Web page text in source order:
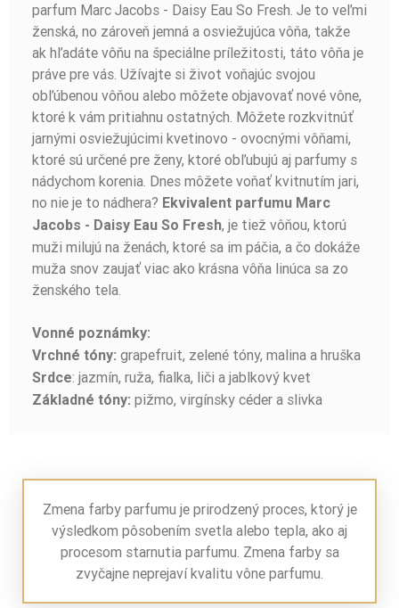
parfum Marc Jacobs - Daisy Eau So Fresh. Je to veľmi
ženská, no zároveň jemná a osviežujúca vôňa, takže
ak hľadáte vôňu na špeciálne príležitosti, táto vôňa je
práve pre vás. Užívajte si život voňajúc svojou
obľúbenou vôňou alebo môžete objavovať nové vône,
ktoré k vám pritiahnu ostatných. Môžete rozkvitnúť
jarnými osviežujúcimi kvetinovo - ovocnými vôňami,
ktoré sú určené pre ženy, ktoré obľubujú aj parfumy s
nádychom korenia. Dnes môžete voňať kvitnutím jari,
no nie je to nádhera? Ekvivalent parfumu Marc
Jacobs - Daisy Eau So Fresh, je tiež vôňou, ktorú
muži milujú na ženách, ktoré sa im páčia, a čo dokáže
muža snov zaujať viac ako krásna vôňa linúca sa zo
ženského tela.
Vonné poznámky:
Vrchné tóny: grapefruit, zelené tóny, malina a hruška
Srdce: jazmín, ruža, fialka, liči a jablkový kvet
Základné tóny: pižmo, virgínsky céder a slivka
Zmena farby parfumu je prirodzený proces, ktorý je
výsledkom pôsobením svetla alebo tepla, ako aj
procesom starnutia parfumu. Zmena farby sa
zvyčajne neprejaví kvalitu vône parfumu.